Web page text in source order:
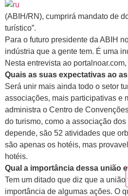
(ABIH/RN), cumprirá mandato de
turístico”.
Para o futuro presidente da ABIH
indústria que a gente tem. É uma
Nesta entrevista ao
Quais as suas expectativas ao
Será unir mais ainda todo o setor
associações, mais participativas e
administra o Centro de
do turismo, como a associação
depende, são 52 atividades que
são apenas os hotéis, mas
hotéis.
Qual a importância dessa união
Tem um ditado que diz que a
importância de algumas ações. O